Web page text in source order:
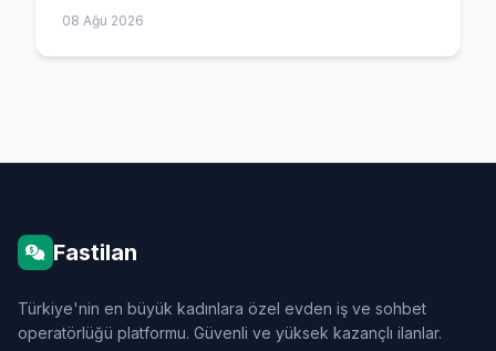
08 Ağu 2026
Fastilan
Türkiye'nin en büyük kadınlara özel evden iş ve sohbet
operatörlüğü platformu. Güvenli ve yüksek kazançlı ilanlar.